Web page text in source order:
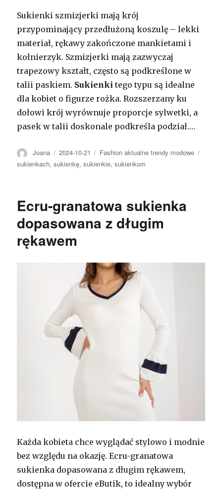
Sukienki szmizjerki mają krój
przypominający przedłużoną koszulę – lekki
materiał, rękawy zakończone mankietami i
kołnierzyk. Szmizjerki mają zazwyczaj
trapezowy kształt, często są podkreślone w
talii paskiem. Sukienki tego typu są idealne
dla kobiet o figurze rożka. Rozszerzany ku
dołowi krój wyrównuje proporcje sylwetki, a
pasek w talii doskonale podkreśla podział.…
Autor
Joana Opublikowano
2024-10-21 Kategorie
Fashion aktualne trendy modowe
sukienkach,sukienkę,sukienkie,sukienkom
Ecru-granatowa sukienka
dopasowana z długim
rękawem
Każda kobieta chce wyglądać stylowo i modnie
bez względu na okazję. Ecru-granatowa
sukienka dopasowana z długim rękawem,
dostępna w ofercie eButik, to idealny wybór